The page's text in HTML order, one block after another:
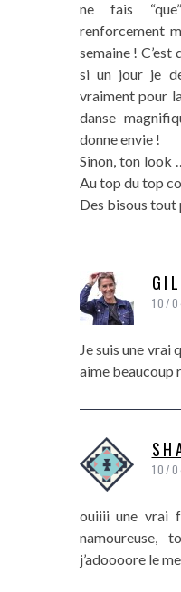
ne fais
renforcement
semaine ! C’est
si un jour je
vraiment pour
danse
donne envie !
Sinon, ton look
Au top du top
Des bisous tout
10/
Je suis une vrai
aime beaucoup
10/
ouiiii une vrai
namoureuse,
j’adoooore le